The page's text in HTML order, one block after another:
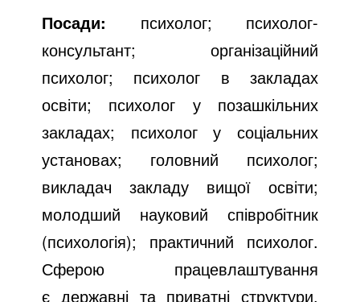
Посади: психолог; психолог-
консультант; організаційний
психолог; психолог в закладах
освіти; психолог у позашкільних
закладах; психолог у соціальних
установах; головний психолог;
викладач закладу вищої освіти;
молодший науковий співробітник
(психологія); практичний психолог.
Сферою працевлаштування
є державні та приватні структури,